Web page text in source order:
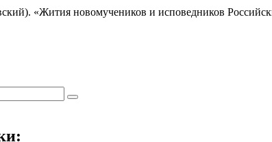
«Жития новомучеников и исповедников